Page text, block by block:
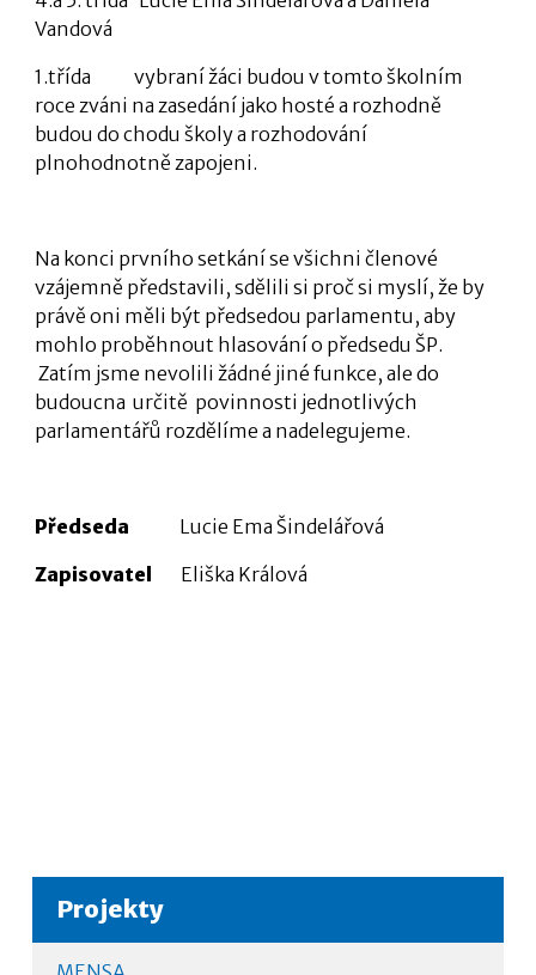
Vandová
1.třída vybraní žáci budou v tomto školním
roce zváni na zasedání jako hosté a rozhodně
budou do chodu školy a rozhodování
plnohodnotně zapojeni.
Na konci prvního setkání se všichni členové
vzájemně představili, sdělili si proč si myslí, že by
právě oni měli být předsedou parlamentu, aby
mohlo proběhnout hlasování o předsedu ŠP.
Zatím jsme nevolili žádné jiné funkce, ale do
budoucna určitě povinnosti jednotlivých
parlamentářů rozdělíme a nadelegujeme.
Předseda Lucie Ema Šindelářová
Zapisovatel
Eliška Králová
Projekty